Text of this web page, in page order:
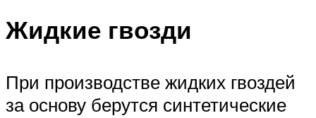
Жидкие гвозди
При производстве жидких гвоздей
за основу берутся синтетические